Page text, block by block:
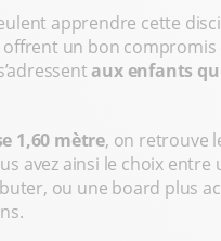
apprendre cette
un bon compromis
aux enfants
1,60 mètre, on retrouve
avez ainsi le choix entre
ou une board plus